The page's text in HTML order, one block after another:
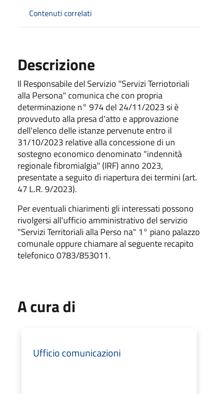
Contenuti correlati
Descrizione
Il Responsabile del Servizio "Servizi Terriotoriali
alla Persona" comunica che con propria
determinazione n° 974 del 24/11/2023 si è
provveduto alla presa d'atto e approvazione
dell'elenco delle istanze pervenute entro il
31/10/2023 relative alla concessione di un
sostegno economico denominato "indennità
regionale fibromialgia" (IRF) anno 2023,
presentate a seguito di riapertura dei termini (art.
47 L.R. 9/2023).
Per eventuali chiarimenti gli interessati possono
rivolgersi all'ufficio amministrativo del servizio
"Servizi Territoriali alla Perso na" 1° piano palazzo
comunale oppure chiamare al seguente recapito
telefonico 0783/853011.
A cura di
Ufficio comunicazioni